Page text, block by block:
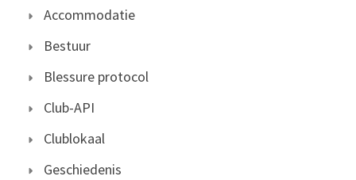
Accommodatie
Bestuur
Blessure protocol
Club-API
Clublokaal
Geschiedenis